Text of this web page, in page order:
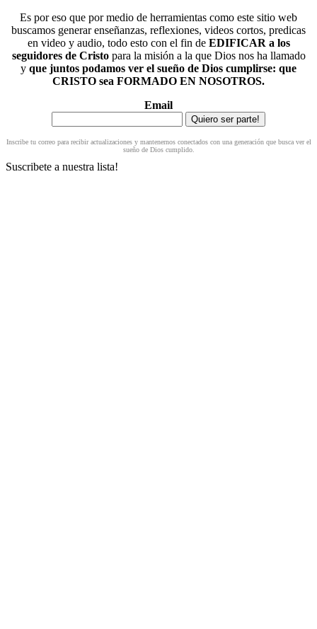
Es por eso que por medio de herramientas como este sitio web
buscamos generar enseñanzas, reflexiones, videos cortos, predicas
en video y audio, todo esto con el fin de EDIFICAR a los
seguidores de Cristopara la misión a la que Dios nos ha llamado
y que juntos podamos ver el sueño de Dios cumplirse: que
CRISTO sea FORMADO EN NOSOTROS.
Email
Inscribe tu correo para recibir actualizaciones y mantenernos conectados con una generación que busca ver el
sueño de Dios cumplido.
Suscribete a nuestra lista!